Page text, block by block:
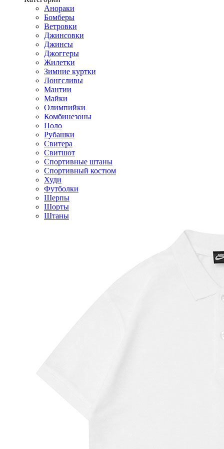
Анораки
Бомберы
Ветровки
Джинсовки
Джинсы
Джоггеры
Жилетки
Зимние куртки
Лонгсливы
Мантии
Майки
Олимпийки
Комбинезоны
Поло
Рубашки
Свитера
Свитшот
Спортивные штаны
Спортивный костюм
Худи
Футболки
Шерпы
Шорты
Штаны